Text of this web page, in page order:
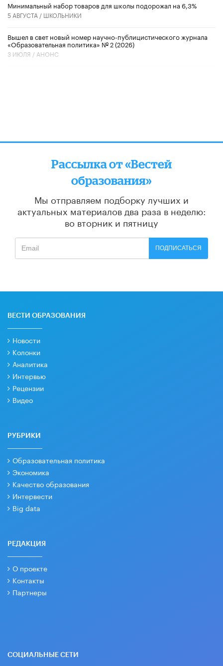
Минимальный набор товаров для школы подорожал на 6,3%
5 АВГУСТА / ШКОЛЬНИКИ
Вышел в свет новый номер научно-публицистического журнала
«Образовательная политика» № 2 (2026)
3 ИЮЛЯ / АНОНС
Рассылка от «Вестей
образования»
Мы отправляем подборку лучших и
актуальных материалов два раза в неделю:
во вторник и пятницу
ПОДПИСАТЬСЯ
ВЕСТИ ОБРАЗОВАНИЯ
Новости
Колонки
Аналитика
Интервью
Рецензии
Видео
РУБРИКИ
Образовательная политика
Экономика
Качество образования
Интервести
Big data
РЕДАКЦИЯ
О проекте
Контакты
Партнеры
СОЦИАЛЬНЫЕ СЕТИ